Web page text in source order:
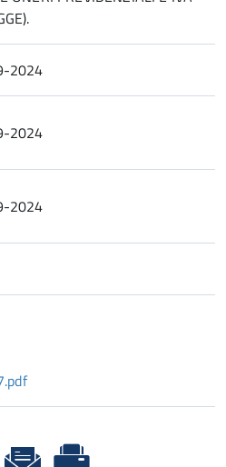
2024
2024
2024